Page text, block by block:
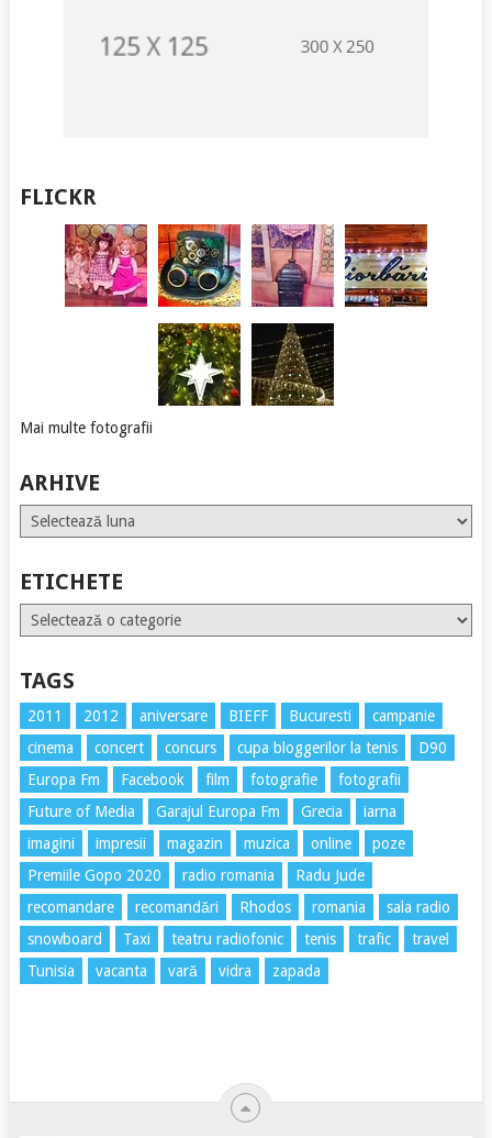
FLICKR
Mai multe fotografii
ARHIVE
Arhive
ETICHETE
Etichete
TAGS
2011 2012 aniversare BIEFF Bucuresti
campanie
cinema
concert concurs cupa bloggerilor la tenis
D90
Europa Fm
Facebook film fotografie
fotografii
Future of Media
Garajul Europa Fm Grecia
iarna
imagini
impresii magazin muzica online
poze
Premiile Gopo 2020
radio romania
Radu Jude
recomandare
recomandări Rhodos romania
sala radio
snowboard
Taxi teatru radiofonic tenis trafic
travel
Tunisia
vacanta vară vidra zapada